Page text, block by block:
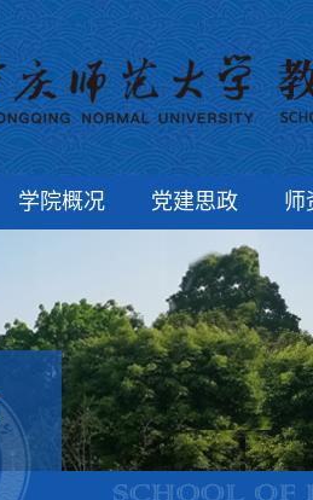
学院概况 党建思政 师